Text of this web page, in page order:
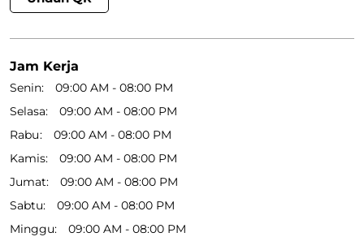
Jam Kerja
Senin
09:00 AM - 08:00 PM
Selasa
09:00 AM - 08:00 PM
Rabu
09:00 AM - 08:00 PM
Kamis
09:00 AM - 08:00 PM
Jumat
09:00 AM - 08:00 PM
Sabtu
09:00 AM - 08:00 PM
Minggu
09:00 AM - 08:00 PM